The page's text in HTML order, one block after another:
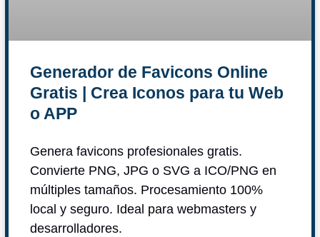
Generador de Favicons Online
Gratis | Crea Iconos para tu Web
o APP
Genera favicons profesionales gratis.
Convierte PNG, JPG o SVG a ICO/PNG en
múltiples tamaños. Procesamiento 100%
local y seguro. Ideal para webmasters y
desarrolladores.